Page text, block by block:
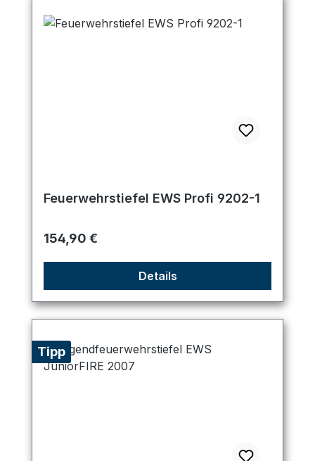
Feuerwehrstiefel EWS Profi 9202-1
Regulärer Preis:
154,90 €
Details
Tipp